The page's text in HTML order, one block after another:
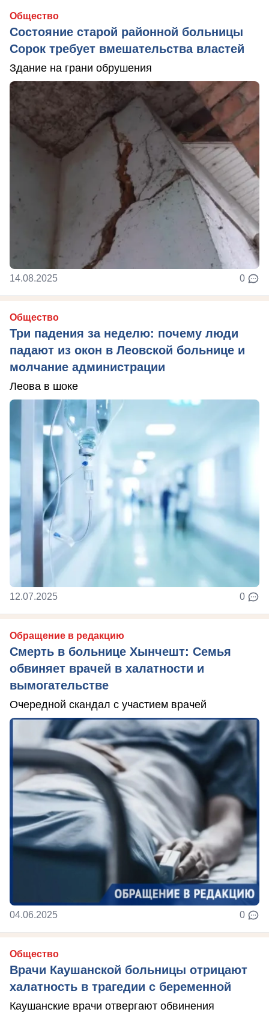
Общество
Состояние старой районной больницы
Сорок требует вмешательства властей
Здание на грани обрушения
14.08.2025 0
Общество
Три падения за неделю: почему люди
падают из окон в Леовской больнице и
молчание администрации
Леова в шоке
12.07.2025 0
Обращение в редакцию
Смерть в больнице Хынчешт: Семья
обвиняет врачей в халатности и
вымогательстве
Очередной скандал с участием врачей
04.06.2025 0
Общество
Врачи Каушанской больницы отрицают
халатность в трагедии с беременной
Каушанские врачи отвергают обвинения